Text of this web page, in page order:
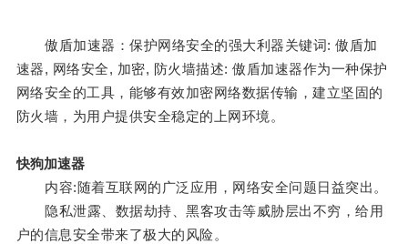
傲盾加速器：保护网络安全的强大利器关键词: 傲盾加
速器, 网络安全, 加密, 防火墙描述: 傲盾加速器作为一种保护
网络安全的工具，能够有效加密网络数据传输，建立坚固的
防火墙，为用户提供安全稳定的上网环境。
快狗加速器
内容:随着互联网的广泛应用，网络安全问题日益突出。
隐私泄露、数据劫持、黑客攻击等威胁层出不穷，给用
户的信息安全带来了极大的风险。